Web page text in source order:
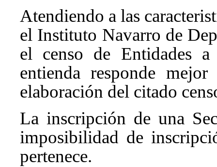
Atendiendo a las
el Instituto Navarro de
el censo de Entidades
entienda responde
elaboración del citado
La inscripción de una
imposibilidad de
pertenece.